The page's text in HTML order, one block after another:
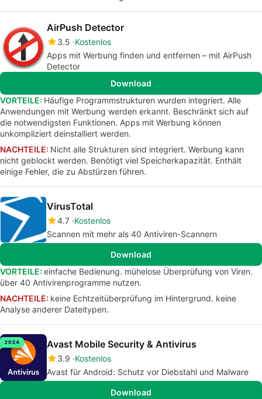
AirPush Detector
3.5 Kostenlos
Apps mit Werbung finden und entfernen – mit AirPush
Detector
Download
VORTEILE: Häufige Programmstrukturen wurden integriert. Alle
Anwendungen mit Werbung werden erkannt. Beschränkt sich auf
die notwendigsten Funktionen. Apps mit Werbung können
unkompliziert deinstalliert werden.
NACHTEILE: Nicht alle Strukturen sind integriert. Werbung kann
nicht geblockt werden. Benötigt viel Speicherkapazität. Enthält
einige Fehler, die zu Abstürzen führen.
VirusTotal
4.7 Kostenlos
Scannen mit mehr als 40 Antiviren-Scannern
Download
VORTEILE: einfache Bedienung. mühelose Überprüfung von Viren.
über 40 Antivirenprogramme nutzen.
NACHTEILE: keine Echtzeitüberprüfung im Hintergrund. keine
Analyse anderer Dateitypen.
Avast Mobile Security & Antivirus
3.9 Kostenlos
Avast für Android: Schutz vor Diebstahl und Malware
Download